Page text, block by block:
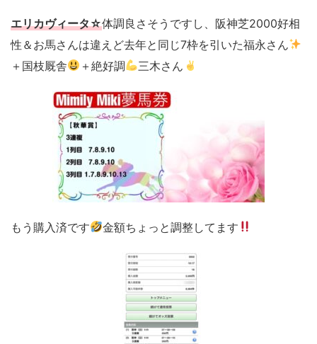
エリカヴィータ☆体調良さそうですし、阪神芝2000好相
性＆お馬さんは違えど去年と同じ7枠を引いた福永さん
＋国枝厩舎
＋絶好調 三木さん
もう購入済です 金額ちょっと調整してます